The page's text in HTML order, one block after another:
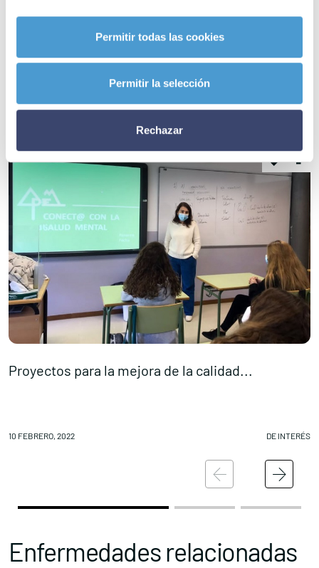
Permitir todas las cookies
Permitir la selección
Rechazar
Noticias
relacionadas
Proyectos para la mejora de la calidad...
10 FEBRERO, 2022 DE INTERÉS
Enfermedades relacionadas